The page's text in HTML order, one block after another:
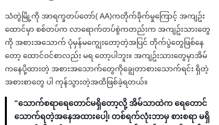
သံတွဲမြို့ကို အာရက္ခတပ်တော်( AA)ကတိုက်ခိုက်မှုကြောင့် အကျဥ်း
ထောင်မှာ စစ်တပ်က လာရောက်တပ်စွဲကတည်းက အကျဥ်းသားတွေ
ကို အစားအသောက် ပုံမှန်မကျွေးတော့တဲ့အပြင် တိုက်ပွဲတွေဖြစ်နေ
တော့ ထောင်ဝင်စာလည်း မရ တော့ပါဘူး။ အကျဥ်းသားတွေမှာအိမ်
ကနေပို့ထားတဲ့ အစားအသောက်တွေကိုချွေတာစားသောက်ရင်း ရှိတဲ့
အစားစာတွေ ပါ ကုန်သွားတဲ့အထိဖြစ်ခဲ့ရတယ်။
“သောက်စရာရေတောင်မရှိတော့လို့ အိမ်သာထဲက ရေတောင်
သောက်ရတဲ့အနေအထားပေါ့၊ တစ်ရက်လုံးဘာမှ စားစရာ မရှိ